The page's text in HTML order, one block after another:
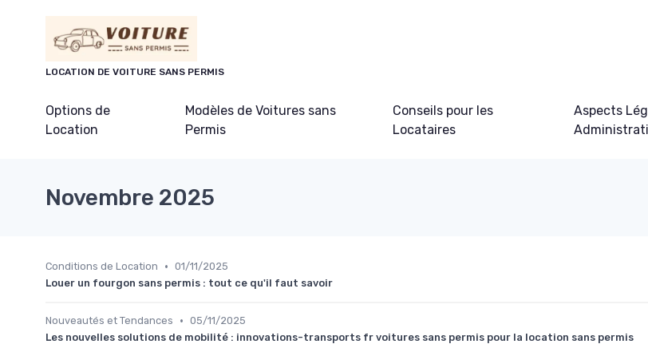
LOCATION DE VOITURE SANS PERMIS
Options de
Location
Modèles de Voitures sans
Permis
Conseils pour les
Locataires
Aspects
Novembre 2025
Conditions de Location • 01/11/2025
Louer un fourgon sans permis : tout ce qu'il faut savoir
Nouveautés et Tendances • 05/11/2025
Les nouvelles solutions de mobilité : innovations-transports fr voitures sans permis pour la location sans permis